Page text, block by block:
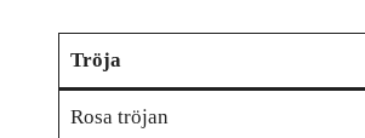
Tröja
Rosa tröjan